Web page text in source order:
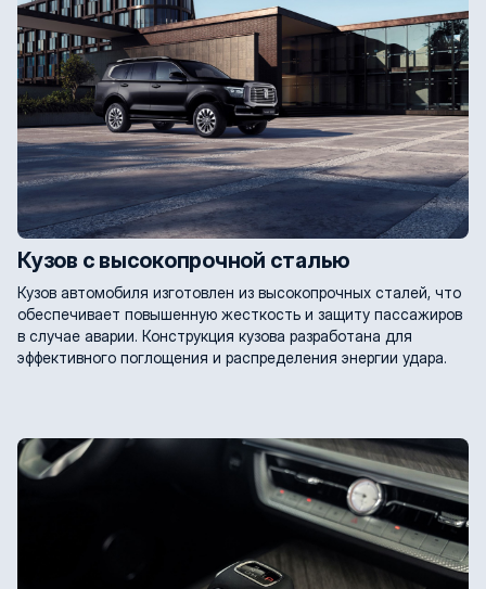
Кузов с высокопрочной сталью
Кузов автомобиля изготовлен из высокопрочных сталей, что
обеспечивает повышенную жесткость и защиту пассажиров
в случае аварии. Конструкция кузова разработана для
эффективного поглощения и распределения энергии удара.